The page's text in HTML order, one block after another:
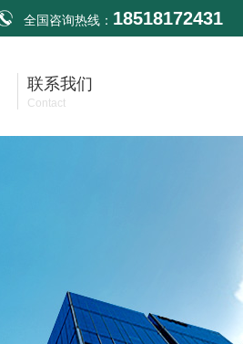
全国咨询热线： 18518172431
联系我们
Contact